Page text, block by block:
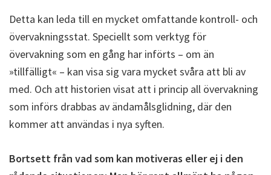
Detta kan leda till en mycket omfattande kontroll- och
övervakningsstat. Speciellt som verktyg för
övervakning som en gång har införts – om än
»tillfälligt« – kan visa sig vara mycket svåra att bli av
med. Och att historien visat att i princip all övervakning
som införs drabbas av ändamålsglidning, där den
kommer att användas i nya syften.
Bortsett från vad som kan motiveras eller ej i den